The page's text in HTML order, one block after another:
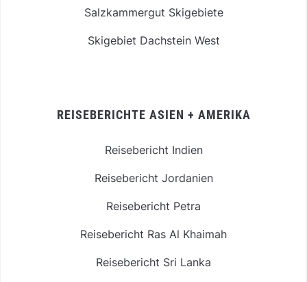
Salzkammergut Skigebiete
Skigebiet Dachstein West
REISEBERICHTE ASIEN + AMERIKA
Reisebericht Indien
Reisebericht Jordanien
Reisebericht Petra
Reisebericht Ras Al Khaimah
Reisebericht Sri Lanka